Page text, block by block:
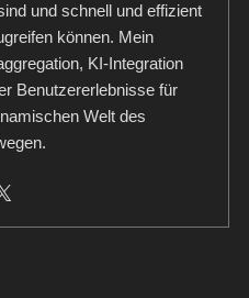
und schnell und effizient
können. Mein
KI-Integration
Benutzererlebnisse für
Welt des